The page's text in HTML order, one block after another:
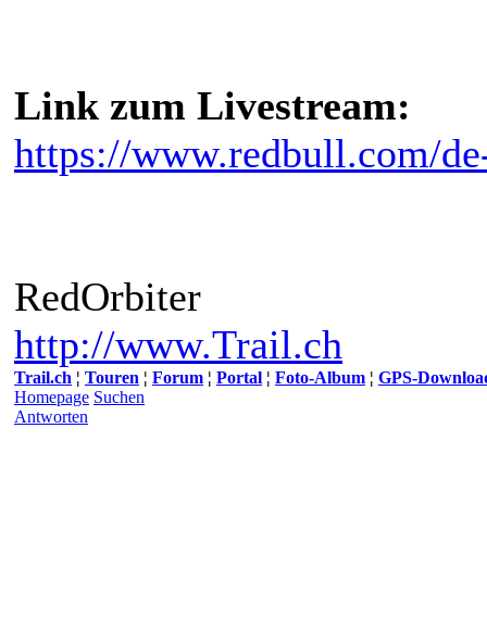
Link zum Livestream:
https://www.redbull.com/
RedOrbiter
http://www.Trail.ch
Trail.ch ¦ Touren ¦ Forum ¦ Portal ¦ Foto-Album ¦ GPS-
Homepage Suchen
Antworten